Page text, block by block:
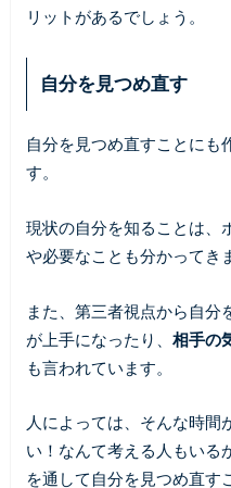
リットがあるでしょう。
自分を見つめ直す
自分を見つめ直すことにも
す。
現状の自分を知ることは、
や必要なことも分かってき
また、第三者視点から自分
が上手になったり、 相手の
も言われています。
人によっては、そんな時間
い！なんて考える人もいる
を通して自分を見つめ直す